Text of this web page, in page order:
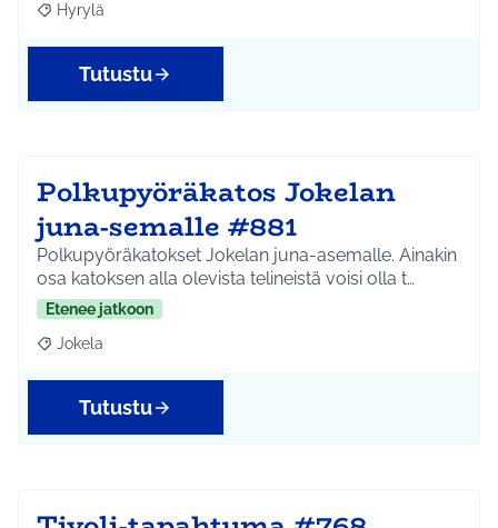
Rajaa tulokset aihepiirin mukaan: Hyrylä
Hyrylä
Tutustu
Polkupyöräkatos Jokelan
juna-semalle #881
Polkupyöräkatokset Jokelan juna-asemalle. Ainakin
osa katoksen alla olevista telineistä voisi olla t…
Etenee jatkoon
Rajaa tulokset aihepiirin mukaan: Jokela
Jokela
Tutustu